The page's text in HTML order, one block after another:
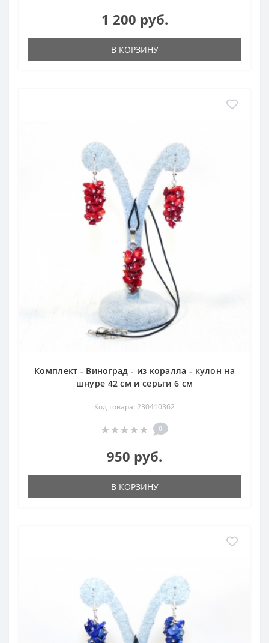
1 200 руб.
В КОРЗИНУ
Комплект - Виноград - из коралла - кулон на
шнуре 42 см и серьги 6 см
Код товара: 230410362
0
950 руб.
В КОРЗИНУ